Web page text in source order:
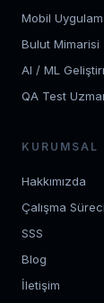
Mobil
Bulut Mimarisi
AI / ML
QA Test
KURUMSAL
Hakkımızda
Çalışma
SSS
Blog
İletişim